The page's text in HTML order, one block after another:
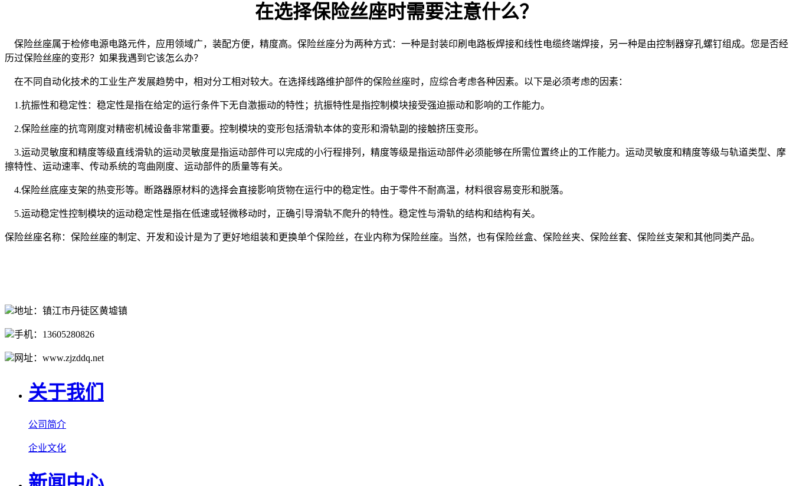
在选择保险丝座时需要注意什么？
保险丝座属于检修电源电路元件，应用领域广，装配方便，精度高。保险丝座分为两种方式：一种是封装印刷电路板焊接和线性电缆终端焊接，另一种是由控制器穿孔螺钉组成。您是否经
历过保险丝座的变形？如果我遇到它该怎么办？
在不同自动化技术的工业生产发展趋势中，相对分工相对较大。在选择线路维护部件的保险丝座时，应综合考虑各种因素。以下是必须考虑的因素：
1.抗振性和稳定性：稳定性是指在给定的运行条件下无自激振动的特性；抗振特性是指控制模块接受强迫振动和影响的工作能力。
2.保险丝座的抗弯刚度对精密机械设备非常重要。控制模块的变形包括滑轨本体的变形和滑轨副的接触挤压变形。
3.运动灵敏度和精度等级直线滑轨的运动灵敏度是指运动部件可以完成的小行程排列，精度等级是指运动部件必须能够在所需位置终止的工作能力。运动灵敏度和精度等级与轨道类型、摩
擦特性、运动速率、传动系统的弯曲刚度、运动部件的质量等有关。
4.保险丝底座支架的热变形等。断路器原材料的选择会直接影响货物在运行中的稳定性。由于零件不耐高温，材料很容易变形和脱落。
5.运动稳定性控制模块的运动稳定性是指在低速或轻微移动时，正确引导滑轨不爬升的特性。稳定性与滑轨的结构和结构有关。
保险丝座名称：保险丝座的制定、开发和设计是为了更好地组装和更换单个保险丝，在业内称为保险丝座。当然，也有保险丝盒、保险丝夹、保险丝套、保险丝支架和其他同类产品。
地址：镇江市丹徒区黄墟镇
手机：13605280826
网址：www.zjzddq.net
关于我们
公司简介
企业文化